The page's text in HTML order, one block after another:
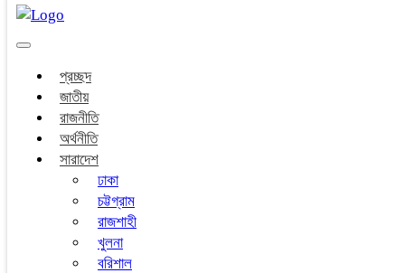
Toggle
প্রচ্ছদ
জাতীয়
রাজনীতি
অর্থনীতি
সারাদেশ
ঢাকা
চট্টগ্রাম
রাজশাহী
খুলনা
বরিশাল